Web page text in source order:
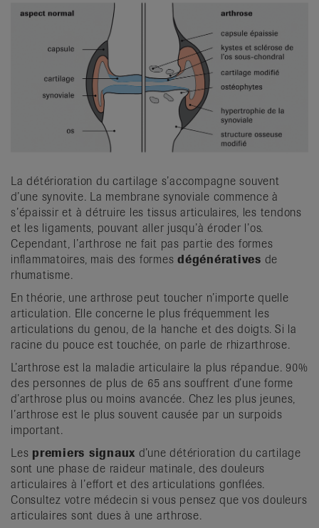
La détérioration du cartilage s’accompagne souvent
d’une synovite. La membrane synoviale commence à
s’épaissir et à détruire les tissus articulaires, les tendons
et les ligaments, pouvant aller jusqu’à éroder l’os.
Cependant, l’arthrose ne fait pas partie des formes
inflammatoires, mais des formes dégénératives de
rhumatisme.
En théorie, une arthrose peut toucher n’importe quelle
articulation. Elle concerne le plus fréquemment les
articulations du genou, de la hanche et des doigts. Si la
racine du pouce est touchée, on parle de rhizarthrose.
L’arthrose est la maladie articulaire la plus répandue. 90%
des personnes de plus de 65 ans souffrent d’une forme
d’arthrose plus ou moins avancée. Chez les plus jeunes,
l’arthrose est le plus souvent causée par un surpoids
important.
Les premiers signaux d’une détérioration du cartilage
sont une phase de raideur matinale, des douleurs
articulaires à l’effort et des articulations gonflées.
Consultez votre médecin si vous pensez que vos douleurs
articulaires sont dues à une arthrose.